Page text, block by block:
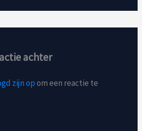
achter
zijn opom een reactie te